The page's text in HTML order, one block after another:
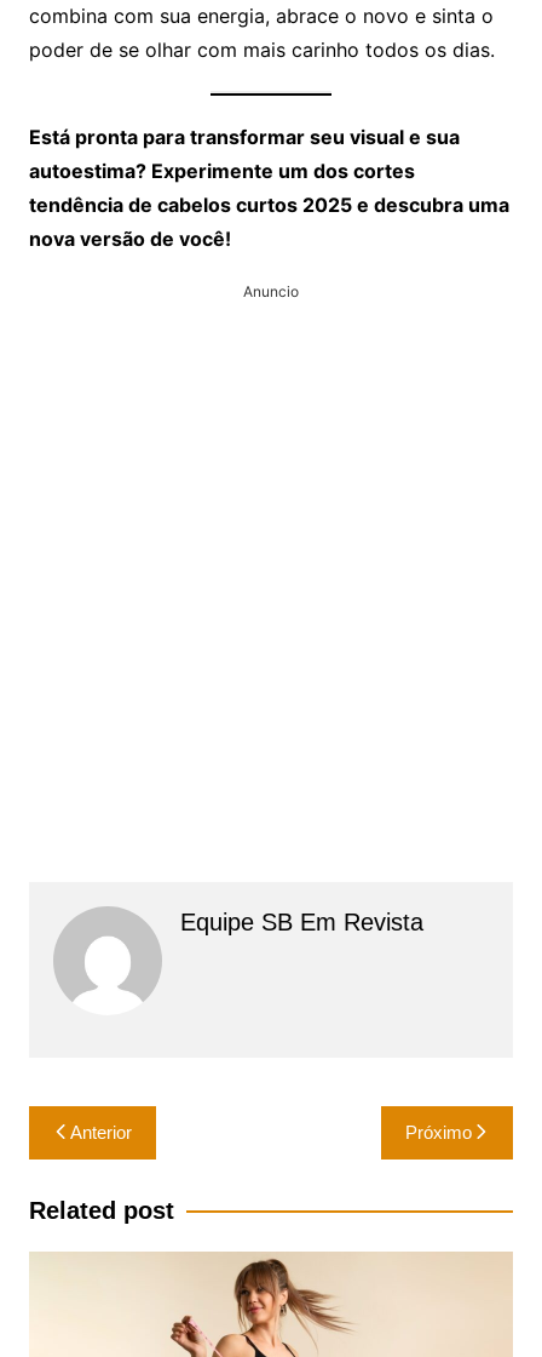
combina com sua energia, abrace o novo e sinta o
poder de se olhar com mais carinho todos os dias.
Está pronta para transformar seu visual e sua
autoestima? Experimente um dos cortes
tendência de cabelos curtos 2025 e descubra uma
nova versão de você!
Anuncio
Equipe SB Em Revista
Navegação
de
Post
Anterior Próximo
Related post